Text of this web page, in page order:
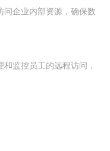
问企业内部资源，确保数
监控员工的远程访问，